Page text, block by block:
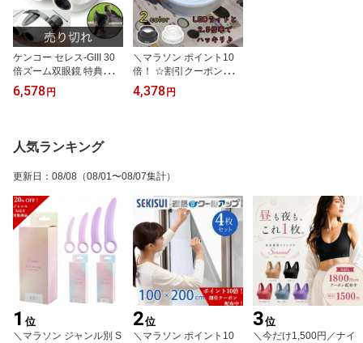
ケンコー セレス-GIII 30
倍ズーム双眼鏡 特典付き
双眼鏡 10〜30倍 21口径
特典付き 観劇 スポーツ
グ 軽量 コンパクト 新聞
2285 kenko CERES セレ
6,578 円
＼マラソン ポイント10
倍！ ☆割引クーポン配布
中！／ ケンコー トキナ
ー LED付き折りたたみズ
大きくする T25-21 T25-
22 ブラック ホワイト 新
聞
4,378 円
人気ランキング
更新日 ： 08/08 （08/01〜08/07集計）
1 位
＼マラソン ジャンル別 S
2位
＼マラソン ポイント10
3位
＼今だけ1,500円／ナイ